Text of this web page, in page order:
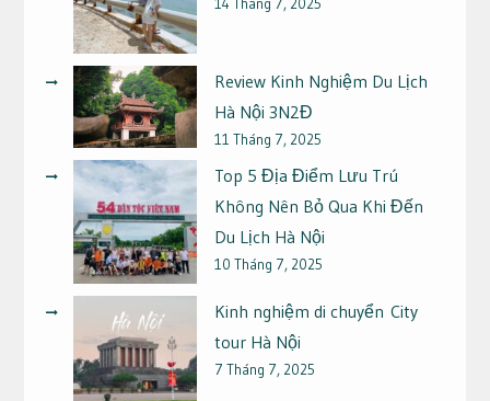
Review Kinh Nghiệm Du Lịch
Hà Nội 3N2Đ
11 Tháng 7, 2025
Top 5 Địa Điểm Lưu Trú
Không Nên Bỏ Qua Khi Đến
Du Lịch Hà Nội
10 Tháng 7, 2025
Kinh nghiệm di chuyển City
tour Hà Nội
7 Tháng 7, 2025